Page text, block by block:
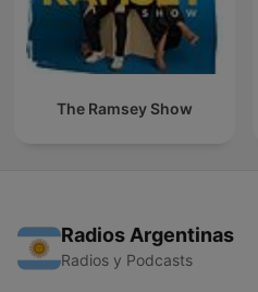
The Ramsey Show
Radios Argentinas
Radios y Podcasts